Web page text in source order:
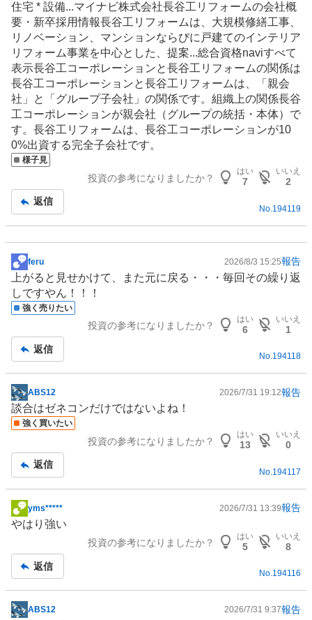
住宅 * 設備...マイナビ株式会社長谷工リフォームの会社概
要・新卒採用情報長谷工リフォームは、大規模修繕工事、
リノベーション、マンションならびに戸建てのインテリア
リフォーム事業を中心とした、提案...総合資格naviすべて
表示長谷工コーポレーションと長谷工リフォームの関係は
長谷工コーポレーションと長谷工リフォームは、「親会
社」と「グループ子会社」の関係です。組織上の関係長谷
工コーポレーションが親会社（グループの統括・本体）で
す。長谷工リフォームは、長谷工コーポレーションが10
0%出資する完全子会社です。
様子見
投資の参考になりましたか？
はい
7
いいえ
2
返信
No. 194119
掲
示
板
記
feru 2026/8/3 15:25報告
上がると見せかけて、また元に戻る・・・毎回その繰り返
しですやん！！！
強く売りたい
投資の参考になりましたか？
はい
6
いいえ
1
返信
No.194118
掲
示
板
ABS12 2026/7/31 19:12報告
談合はゼネコンだけではないよね！
強く買いたい
投資の参考になりましたか？
はい
13
いいえ
0
返信
No. 194117
掲
示
事
yms***** 2026/7/31 13:39報告
やはり強い
投資の参考になりましたか？
はい
5
いいえ
8
返信
No.194116
掲
ABS12 2026/7/31 9:37報告